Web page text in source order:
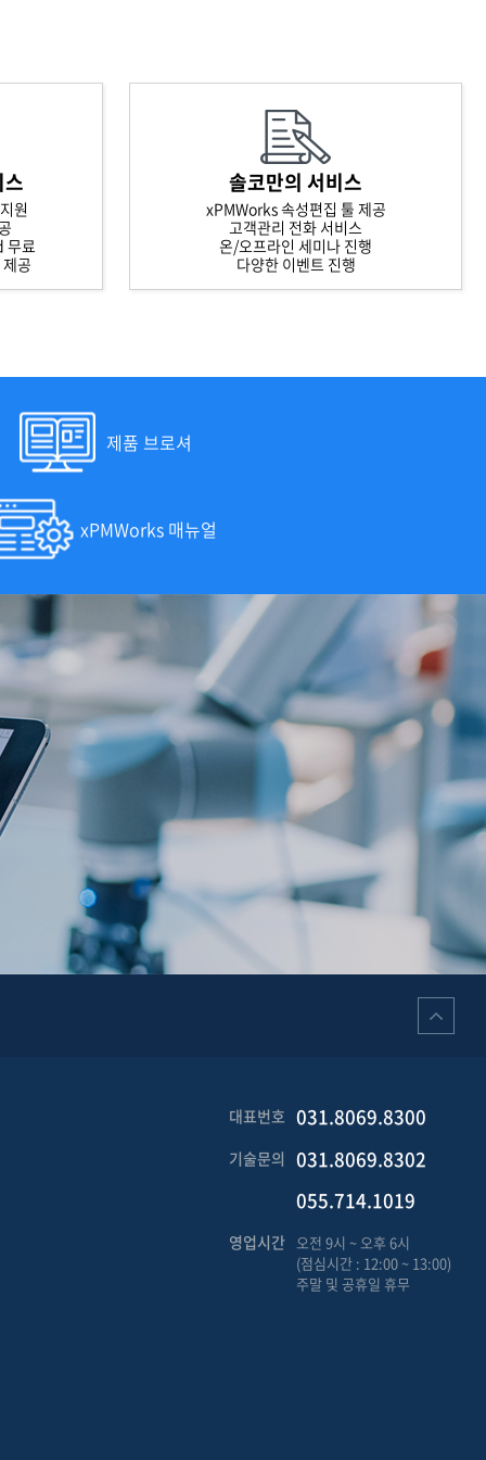
원
무료
공
솔코만의 서비스
xPMWorks 속성편집 툴 제공
고객관리 전화 서비스
온/오프라인 세미나 진행
다양한 이벤트 진행
제품 브로셔
xPMWorks 매뉴얼
대표번호 031.8069.8300
기술문의 031.8069.8302
055.714.1019
영업시간 오전 9시 ~ 오후 6시
(점심시간 : 12:00 ~ 13:00)
주말 및 공휴일 휴무